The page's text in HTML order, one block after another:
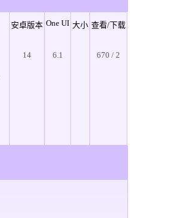
安卓版本 One UI 大小 查看/下载
14 6.1 670 / 2